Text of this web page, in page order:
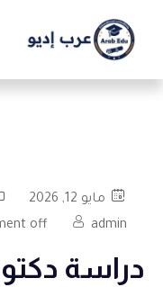
مايو 12, 2026
admin
off
دراسة